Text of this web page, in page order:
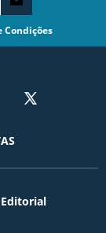
Condições